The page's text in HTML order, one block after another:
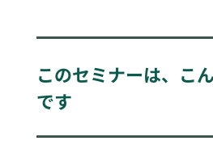
このセミナーは、こ
です